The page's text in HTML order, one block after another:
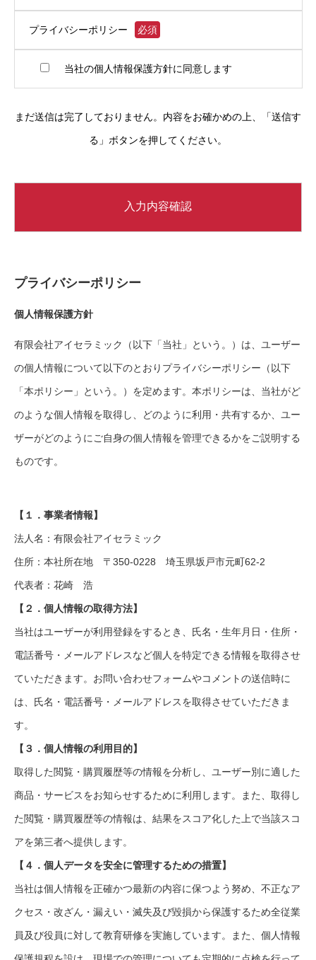
プライバシーポリシー 必須
当社の個人情報保護方針に同意します
まだ送信は完了しておりません。内容をお確かめの上、「送信す
る」ボタンを押してください。
プライバシーポリシー
個人情報保護方針
有限会社アイセラミック（以下「当社」という。）は、ユーザー
の個人情報について以下のとおりプライバシーポリシー（以下
「本ポリシー」という。）を定めます。本ポリシーは、当社がど
のような個人情報を取得し、どのように利用・共有するか、ユー
ザーがどのようにご自身の個人情報を管理できるかをご説明する
ものです。
【１．事業者情報】
法人名：有限会社アイセラミック
住所：本社所在地 〒350-0228 埼玉県坂戸市元町62-2
代表者：花崎 浩
【２．個人情報の取得方法】
当社はユーザーが利用登録をするとき、氏名・生年月日・住所・
電話番号・メールアドレスなど個人を特定できる情報を取得させ
ていただきます。お問い合わせフォームやコメントの送信時に
は、氏名・電話番号・メールアドレスを取得させていただきま
す。
【３．個人情報の利用目的】
取得した閲覧・購買履歴等の情報を分析し、ユーザー別に適した
商品・サービスをお知らせするために利用します。また、取得し
た閲覧・購買履歴等の情報は、結果をスコア化した上で当該スコ
アを第三者へ提供します。
【４．個人データを安全に管理するための措置】
当社は個人情報を正確かつ最新の内容に保つよう努め、不正なア
クセス・改ざん・漏えい・滅失及び毀損から保護するため全従業
員及び役員に対して教育研修を実施しています。また、個人情報